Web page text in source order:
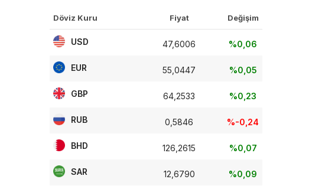
Döviz Kuru Fiyat Değişim
USD 47,6006 %0,06
EUR 55,0447 %0,05
GBP 64,2533 %0,23
RUB 0,5846 %-0,24
BHD 126,2615 %0,07
SAR 12,6790 %0,09